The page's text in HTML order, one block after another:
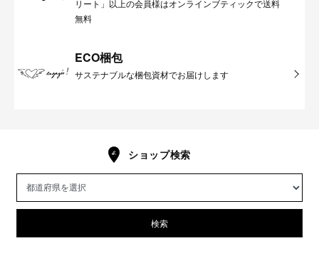
リート」以上の会員様はオンラインブティックで送料
無料
ECO梱包
サステナブルな梱包資材でお届けします
ショップ検索
検索